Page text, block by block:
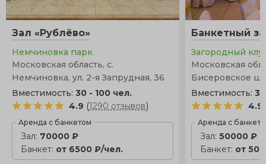
Зал «Рублёво»
Немчиновка парк
Московская область, с.
Немчиновка, ул. 2-я Запрудная, 36
Вместимость: 30 - 100 чел.
4.9 (1290 отзывов)
Аренда с банкетом
Зал: 70000 ₽
Банкет: от 6500 ₽/чел.
Банкетный
Загородный
Московская
Бисеровское
Вместимость:
4.9
Аренда с
Зал:50000 ₽
Банкет: от